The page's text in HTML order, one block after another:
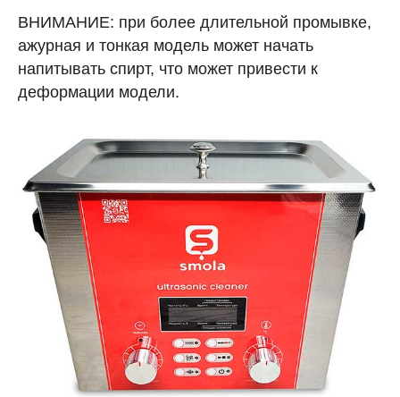
ВНИМАНИЕ: при более длительной промывке,
ажурная и тонкая модель может начать
напитывать спирт, что может привести к
деформации модели.